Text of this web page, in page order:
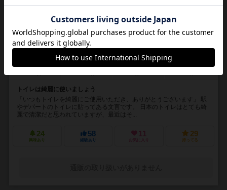
Toire wo yogoshita noha dareda?
トイレは綺麗に使いましょう
「いつもトイレを綺麗にご使用いただき、ありがとうございます」 駅
やデパートのトイレに貼ってある文言です。 日本のトイレはとても綺
麗で清潔だと思われていますが、最近はそ...
24
興味あり
58
経験あり
11
お気に入り
29
持ってる